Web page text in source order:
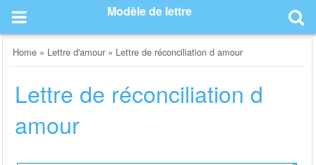
content
Modèle de lettre
Home » Lettre d'amour » Lettre de réconciliation d amour
Lettre de réconciliation d
amour